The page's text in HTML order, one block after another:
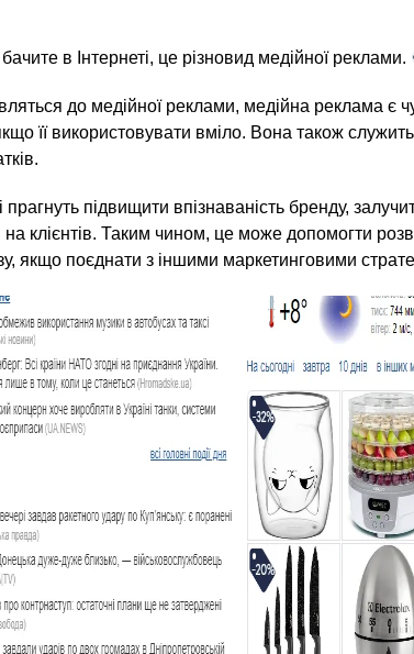
в Інтернеті, це різновид медійної реклами.
до медійної реклами, медійна реклама є
її використовувати вміло. Вона також
підвищити впізнаваність бренду,
на клієнтів. Таким чином, це може допомогти
якщо поєднати з іншими маркетинговими